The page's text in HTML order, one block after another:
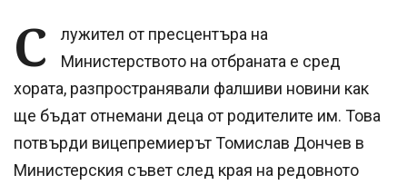
С
лужител от пресцентъра на
Министерството на отбраната е сред
хората, разпространявали фалшиви новини как
ще бъдат отнемани деца от родителите им. Това
потвърди вицепремиерът Томислав Дончев в
Министерския съвет след края на редовното